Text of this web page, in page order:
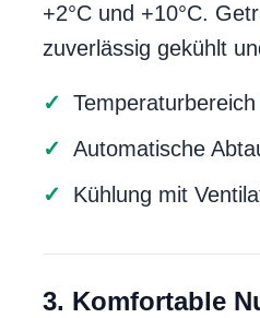
+2°C und +10°C.
zuverlässig gekühlt
Automatische
Kühlung mit
3. Komfortable